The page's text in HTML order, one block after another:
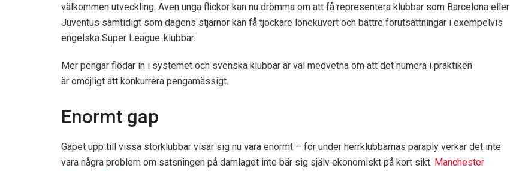
välkommen utveckling. Även unga flickor kan nu drömma om att få representera klubbar som Barcelona eller
Juventus samtidigt som dagens stjärnor kan få tjockare lönekuvert och bättre förutsättningar i exempelvis
engelska Super League-klubbar.
Mer pengar flödar in i systemet och svenska klubbar är väl medvetna om att det numera i praktiken
är omöjligt att konkurrera pengamässigt.
Enormt gap
Gapet upp till vissa storklubbar visar sig nu vara enormt – för under herrklubbarnas paraply verkar det inte
vara några problem om satsningen på damlaget inte bär sig själv ekonomiskt på kort sikt. Manchester